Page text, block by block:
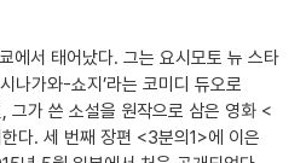
에서 태어났다. 그는 요시모토 뉴 스타
나가와-쇼지’라는 코미디 듀오로
가 쓴 소설을 원작으로 삼은 영화 <
다. 세 번째 장편 <3분의1>에 이은